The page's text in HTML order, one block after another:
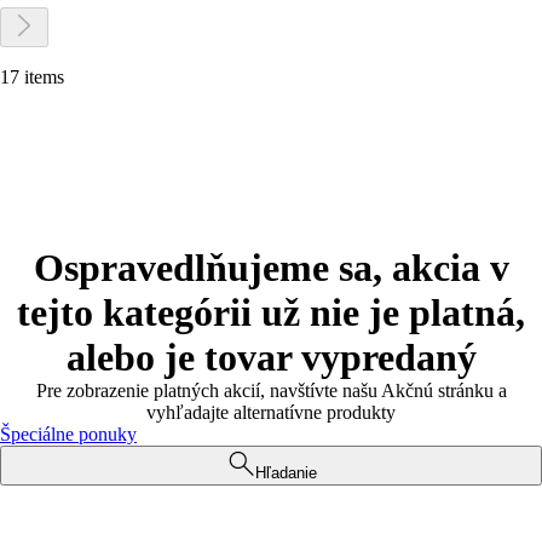
17 items
Ospravedlňujeme sa, akcia v
tejto kategórii už nie je platná,
alebo je tovar vypredaný
Pre zobrazenie platných akcií, navštívte našu Akčnú stránku a
vyhľadajte alternatívne produkty
Špeciálne ponuky
Hľadanie